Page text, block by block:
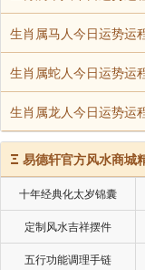
形态过于奇特的
肉，可能不符合“
声明：部分内容来于网
生肖属马人今日运势运
生肖属蛇人今日运势运
生肖属龙人今日运势运
Ξ 易德轩官方风水商城
十年经典化太岁锦囊
定制风水吉祥摆件
五行功能调理手链